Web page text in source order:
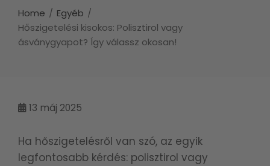
Home
Egyéb
Hőszigetelési kisokos: Polisztirol vagy
ásványgyapot? Így válassz okosan!
13 máj 2025
Ha hőszigetelésről van szó, az egyik
legfontosabb kérdés: polisztirol vagy